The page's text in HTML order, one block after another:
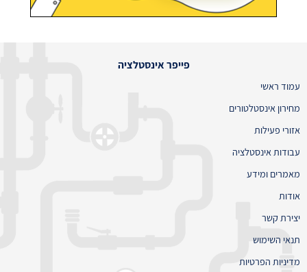
פייפר אינסטלציה
עמוד ראשי
מחירון אינסטלטורים
אזורי פעילות
עבודות אינסטלציה
מאמרים ומידע
אודות
יצירת קשר
תנאי השימוש
מדיניות הפרטיות